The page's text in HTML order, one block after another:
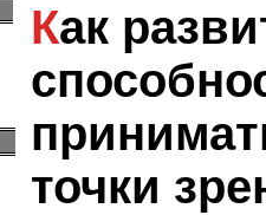
Как развить у ребенка
точки